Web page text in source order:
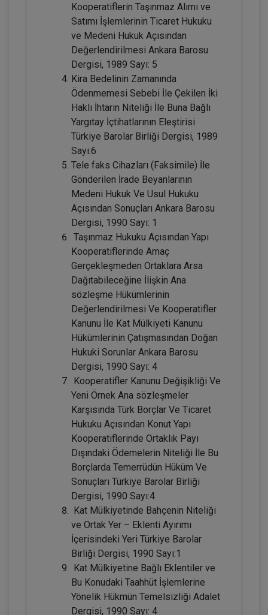
Adi Ortaklıkların Kazanç Paylaşma
Amacı Gütmeyen Faaliyetleri Konusunda
Yanılgılar Video Eğitimi
300 TL
Tüketici Hukuku Enstitüsü
IV. Medeni Hukuk Kongresi - Tüm
Oturumlar (11 Oturum)
2160
Sepete Ekle
Tüketici Hukuku Enstitüsü
Miras Hukuku - 2 - IV. Medeni Hukuk
Kongresi - X. Oturum
Kooperatiflerin Taşınmaz Alımı ve
Satımı İşlemlerinin Ticaret Hukuku
ve Medeni Hukuk Açısından
Değerlendirilmesi Ankara Barosu
Dergisi, 1989 Sayı: 5
Kira Bedelinin Zamanında
Ödenmemesi Sebebi İle Çekilen İki
Haklı İhtarın Niteliği İle Buna Bağlı
Yargıtay İçtihatlarının Eleştirisi
Türkiye Barolar Birliği Dergisi, 1989
Sayı:6
Tele faks Cihazları (Faksimile) İle
Gönderilen İrade Beyanlarının
Medeni Hukuk Ve Usul Hukuku
Açısından Sonuçları Ankara Barosu
Dergisi, 1990 Sayı: 1
Taşınmaz Hukuku Açısından Yapı
Kooperatiflerinde Amaç
Gerçekleşmeden Ortaklara Arsa
Dağıtabileceğine İlişkin Ana
sözleşme Hükümlerinin
Değerlendirilmesi Ve Kooperatifler
Kanunu İle Kat Mülkiyeti Kanunu
Hükümlerinin Çatışmasından Doğan
Hukuki Sorunlar Ankara Barosu
Dergisi, 1990 Sayı: 4
Kooperatifler Kanunu Değişikliği Ve
Yeni Örnek Ana sözleşmeler
Karşısında Türk Borçlar Ve Ticaret
Hukuku Açısından Konut Yapı
Kooperatiflerinde Ortaklık Payı
Dışındaki Ödemelerin Niteliği İle Bu
Borçlarda Temerrüdün Hüküm Ve
Sonuçları Türkiye Barolar Birliği
Dergisi, 1990 Sayı:4
Kat Mülkiyetinde Bahçenin Niteliği
ve Ortak Yer – Eklenti Ayırımı
İçerisindeki Yeri Türkiye Barolar
Birliği Dergisi, 1990 Sayı:1
Kat Mülkiyetine Bağlı Eklentiler ve
Bu Konudaki Taahhüt İşlemlerine
Yönelik Hükmün Temelsizliği Adalet
Dergisi, 1990 Sayı: 4